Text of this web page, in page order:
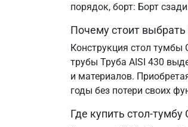
порядок, борт: Борт
Почему стоит
Конструкция стол
трубы Труба AISI 430
и материалов.
годы без потери своих
Где купить стол-